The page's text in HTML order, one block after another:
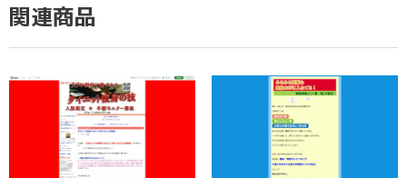
関連商品